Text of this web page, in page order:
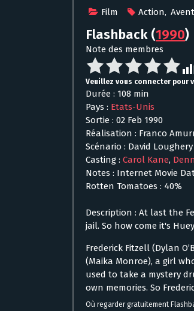
Film Action,
Flashback (1990)
Note des membres
Veuillez vous connecter pour
Durée : 108 min
Pays : Etats-Unis
Sortie : 02 Feb 1990
Réalisation : Franco
Scénario : David Loughery
Casting : Carol Kane,
Notes : Internet Movie
Rotten Tomatoes : 40%
Description : At last the
jail. So how come it's
Frederick Fitzell (Dylan
(Maika Monroe), a girl
used to take a mystery
own memories. So
Où regarder gratuitement